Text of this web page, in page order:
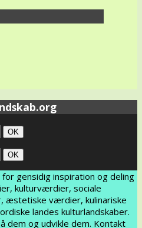
Søg
OK
Søg
OK
gensidig inspiration og deling
kulturværdier, sociale
æstetiske værdier, kulinariske
landes kulturlandskaber.
dem og udvikle dem. Kontakt